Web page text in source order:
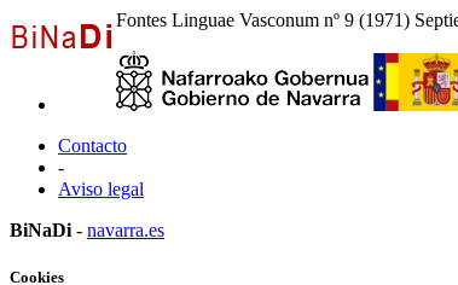
Fontes Linguae Vasconum nº 9 (1971)
Contacto
-
Aviso legal
BiNaDi - navarra.es
Cookies